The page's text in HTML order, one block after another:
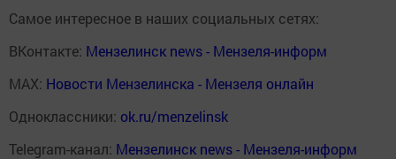
Самое интересное в наших социальных сетях:
ВКонтакте: Мензелинск news - Мензеля-информ
MAX: Новости Мензелинска - Мензеля онлайн
Одноклассники: ok.ru/menzelinsk
Telegram-канал: Мензелинск news - Мензеля-информ